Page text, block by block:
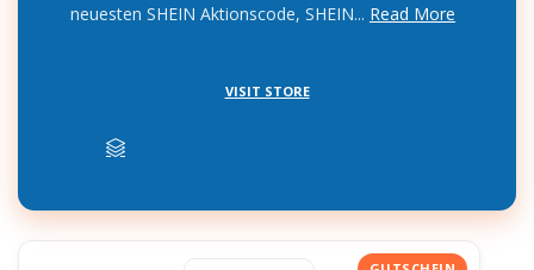
neuesten SHEIN Aktionscode, SHEIN... Read More
VISIT STORE